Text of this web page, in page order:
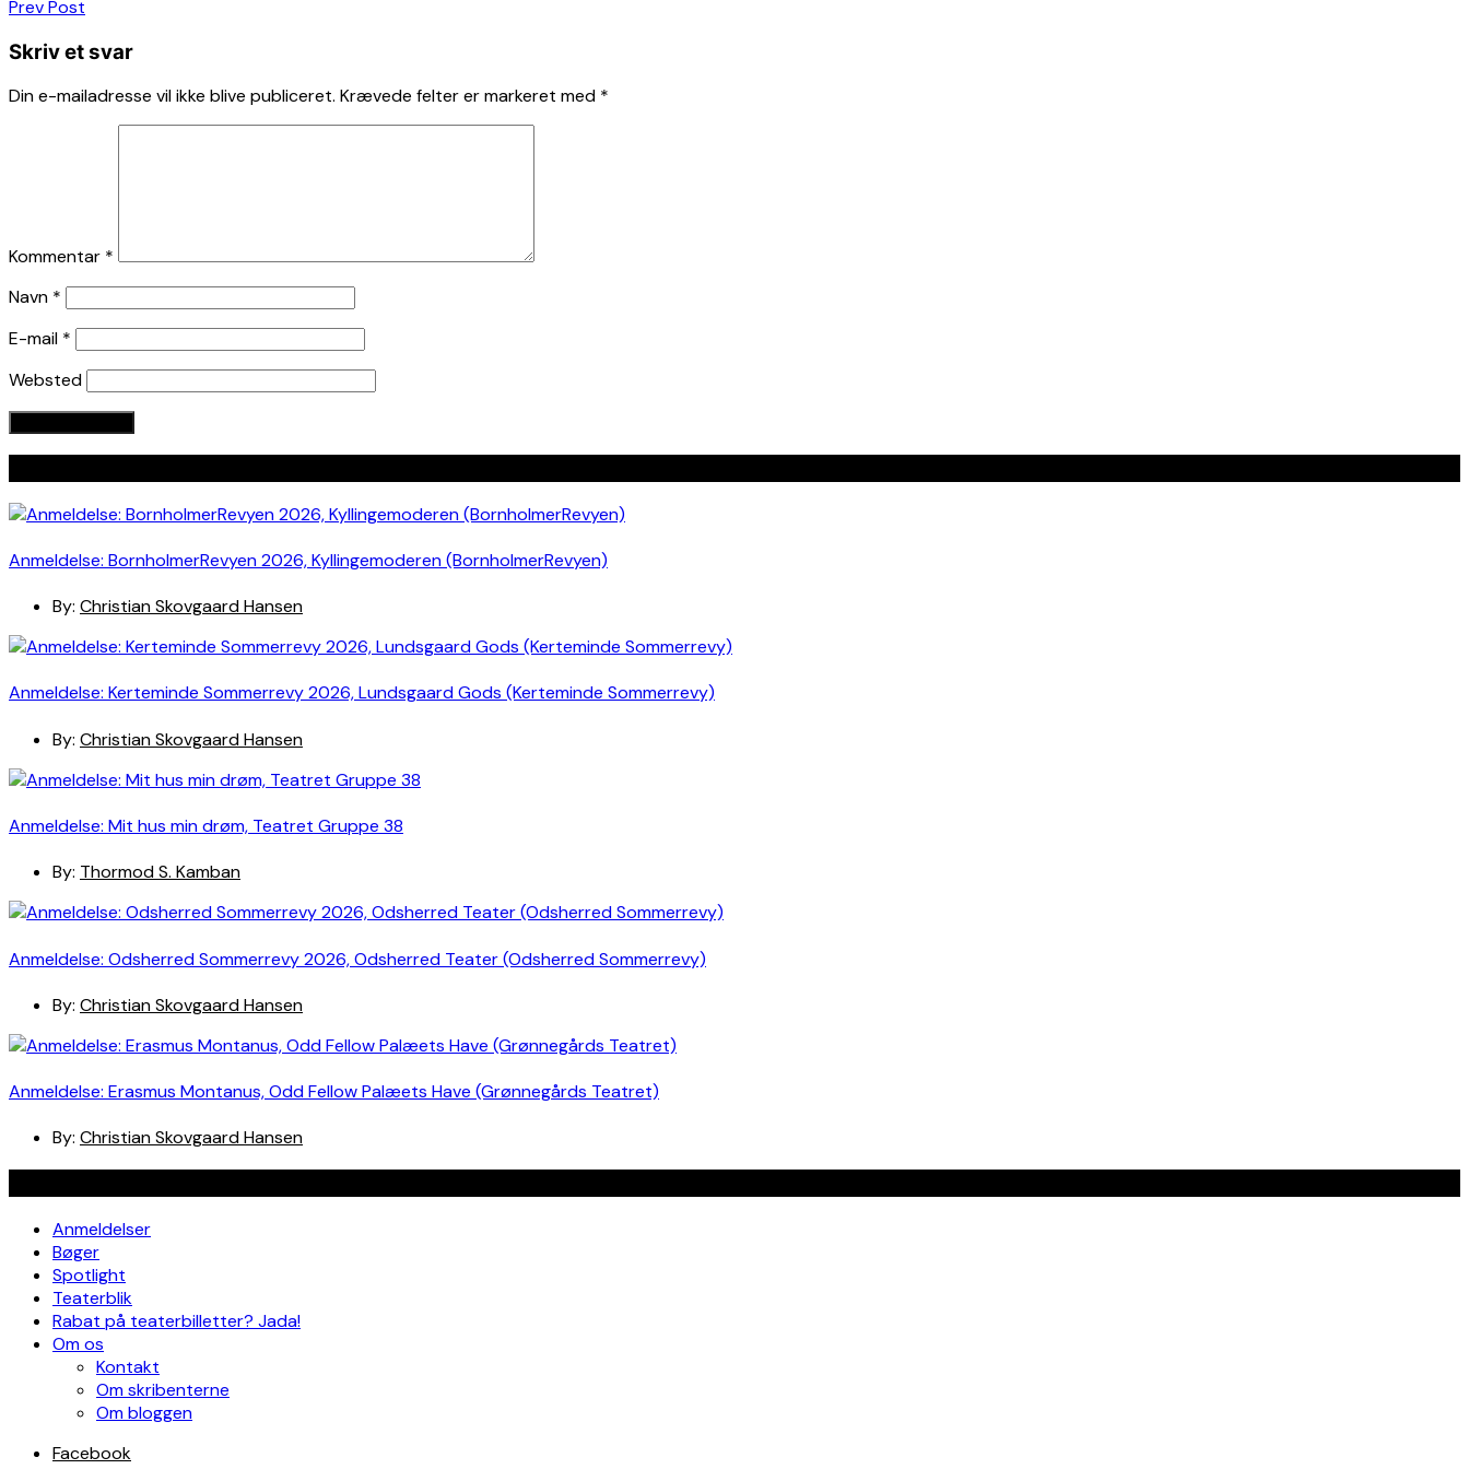
Indlægsnavigation
Prev Post
Skriv et svar
Din e-mailadresse vil ikke blive publiceret. Krævede felter er markeret med *
Kommentar *
Navn *
E-mail *
Websted
Anmeldelse: BornholmerRevyen 2026, Kyllingemoderen (BornholmerRevyen)
By: Christian Skovgaard Hansen
Anmeldelse: Kerteminde Sommerrevy 2026, Lundsgaard Gods (Kerteminde Sommerrevy)
By: Christian Skovgaard Hansen
Anmeldelse: Mit hus min drøm, Teatret Gruppe 38
By: Thormod S. Kamban
Anmeldelse: Odsherred Sommerrevy 2026, Odsherred Teater (Odsherred Sommerrevy)
By: Christian Skovgaard Hansen
Anmeldelse: Erasmus Montanus, Odd Fellow Palæets Have (Grønnegårds Teatret)
By: Christian Skovgaard Hansen
Anmeldelser
Bøger
Spotlight
Teaterblik
Rabat på teaterbilletter? Jada!
Om os
Kontakt
Om skribenterne
Om bloggen
Facebook